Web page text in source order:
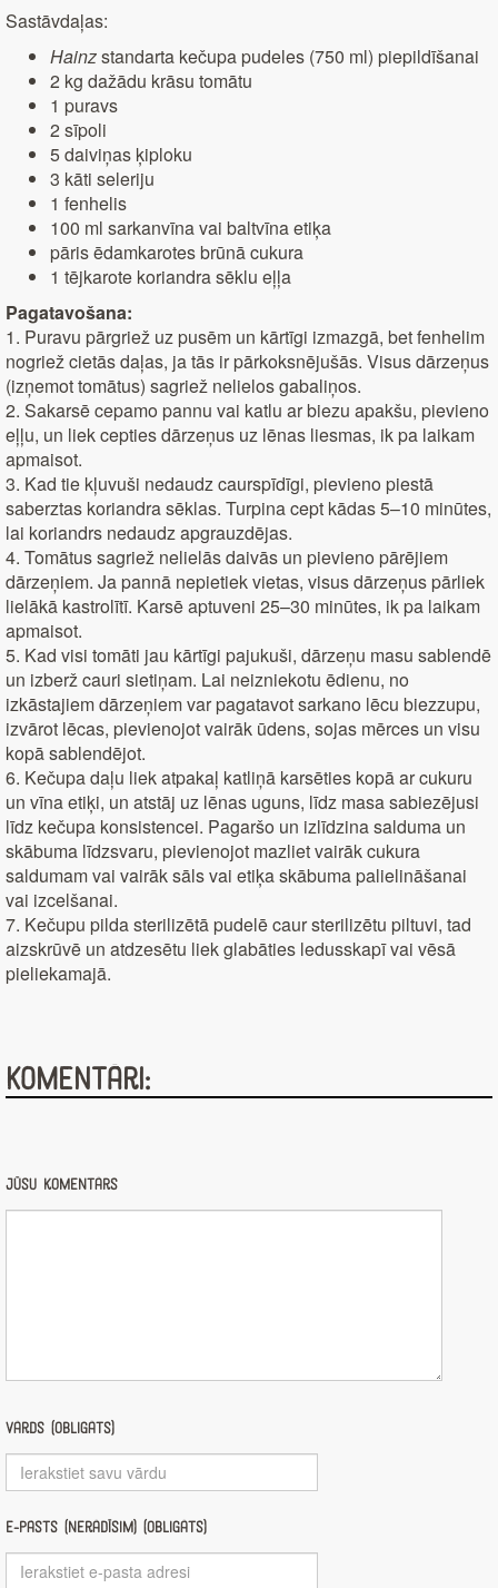
Sastāvdaļas:
Hainzstandarta kečupa pudeles (750 ml) piepildīšanai
2 kg dažādu krāsu tomātu
1 puravs
2 sīpoli
5 daiviņas ķiploku
3 kāti seleriju
1 fenhelis
100 ml sarkanvīna vai baltvīna etiķa
pāris ēdamkarotes brūnā cukura
1 tējkarote koriandra sēklu eļļa
Pagatavošana:
1. Puravu pārgriež uz pusēm un kārtīgi izmazgā, bet fenhelim
nogriež cietās daļas, ja tās ir pārkoksnējušās. Visus dārzeņus
(izņemot tomātus) sagriež nelielos gabaliņos.
2. Sakarsē cepamo pannu vai katlu ar biezu apakšu, pievieno
eļļu, un liek cepties dārzeņus uz lēnas liesmas, ik pa laikam
apmaisot.
3. Kad tie kļuvuši nedaudz caurspīdīgi, pievieno piestā
saberztas koriandra sēklas. Turpina cept kādas 5–10 minūtes,
lai koriandrs nedaudz apgrauzdējas.
4. Tomātus sagriež nelielās daivās un pievieno pārējiem
dārzeņiem. Ja pannā nepietiek vietas, visus dārzeņus pārliek
lielākā kastrolītī. Karsē aptuveni 25–30 minūtes, ik pa laikam
apmaisot.
5. Kad visi tomāti jau kārtīgi pajukuši, dārzeņu masu sablendē
un izberž cauri sietiņam. Lai neizniekotu ēdienu, no
izkāstajiem dārzeņiem var pagatavot sarkano lēcu biezzupu,
izvārot lēcas, pievienojot vairāk ūdens, sojas mērces un visu
kopā sablendējot.
6. Kečupa daļu liek atpakaļ katliņā karsēties kopā ar cukuru
un vīna etiķi, un atstāj uz lēnas uguns, līdz masa sabiezējusi
līdz kečupa konsistencei. Pagaršo un izlīdzina salduma un
skābuma līdzsvaru, pievienojot mazliet vairāk cukura
saldumam vai vairāk sāls vai etiķa skābuma palielināšanai
vai izcelšanai.
7. Kečupu pilda sterilizētā pudelē caur sterilizētu piltuvi, tad
aizskrūvē un atdzesētu liek glabāties ledusskapī vai vēsā
pieliekamajā.
Komentāri:
Jūsu komentārs
Vārds (obligāts)
E-pasts (nerādīsim) (obligāts)